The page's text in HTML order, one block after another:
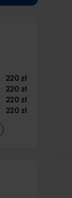
220 zł
220 zł
220 zł
220 zł